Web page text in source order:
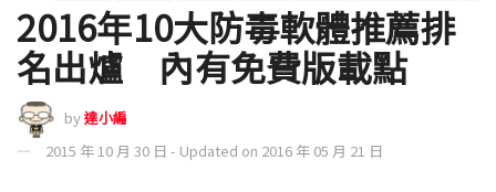
2016年10大防毒軟體推薦排
名出爐 內有免費版載點
by達小編
2015 年 10 月 30 日 - Updated on 2016 年 05 月 21 日